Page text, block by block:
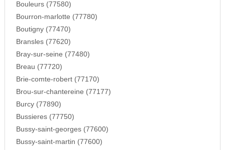
Bouleurs (77580)
Bourron-marlotte (77780)
Boutigny (77470)
Bransles (77620)
Bray-sur-seine (77480)
Breau (77720)
Brie-comte-robert (77170)
Brou-sur-chantereine (77177)
Burcy (77890)
Bussieres (77750)
Bussy-saint-georges (77600)
Bussy-saint-martin (77600)